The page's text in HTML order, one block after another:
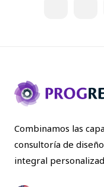
Combinamos las
consultoría de
integral